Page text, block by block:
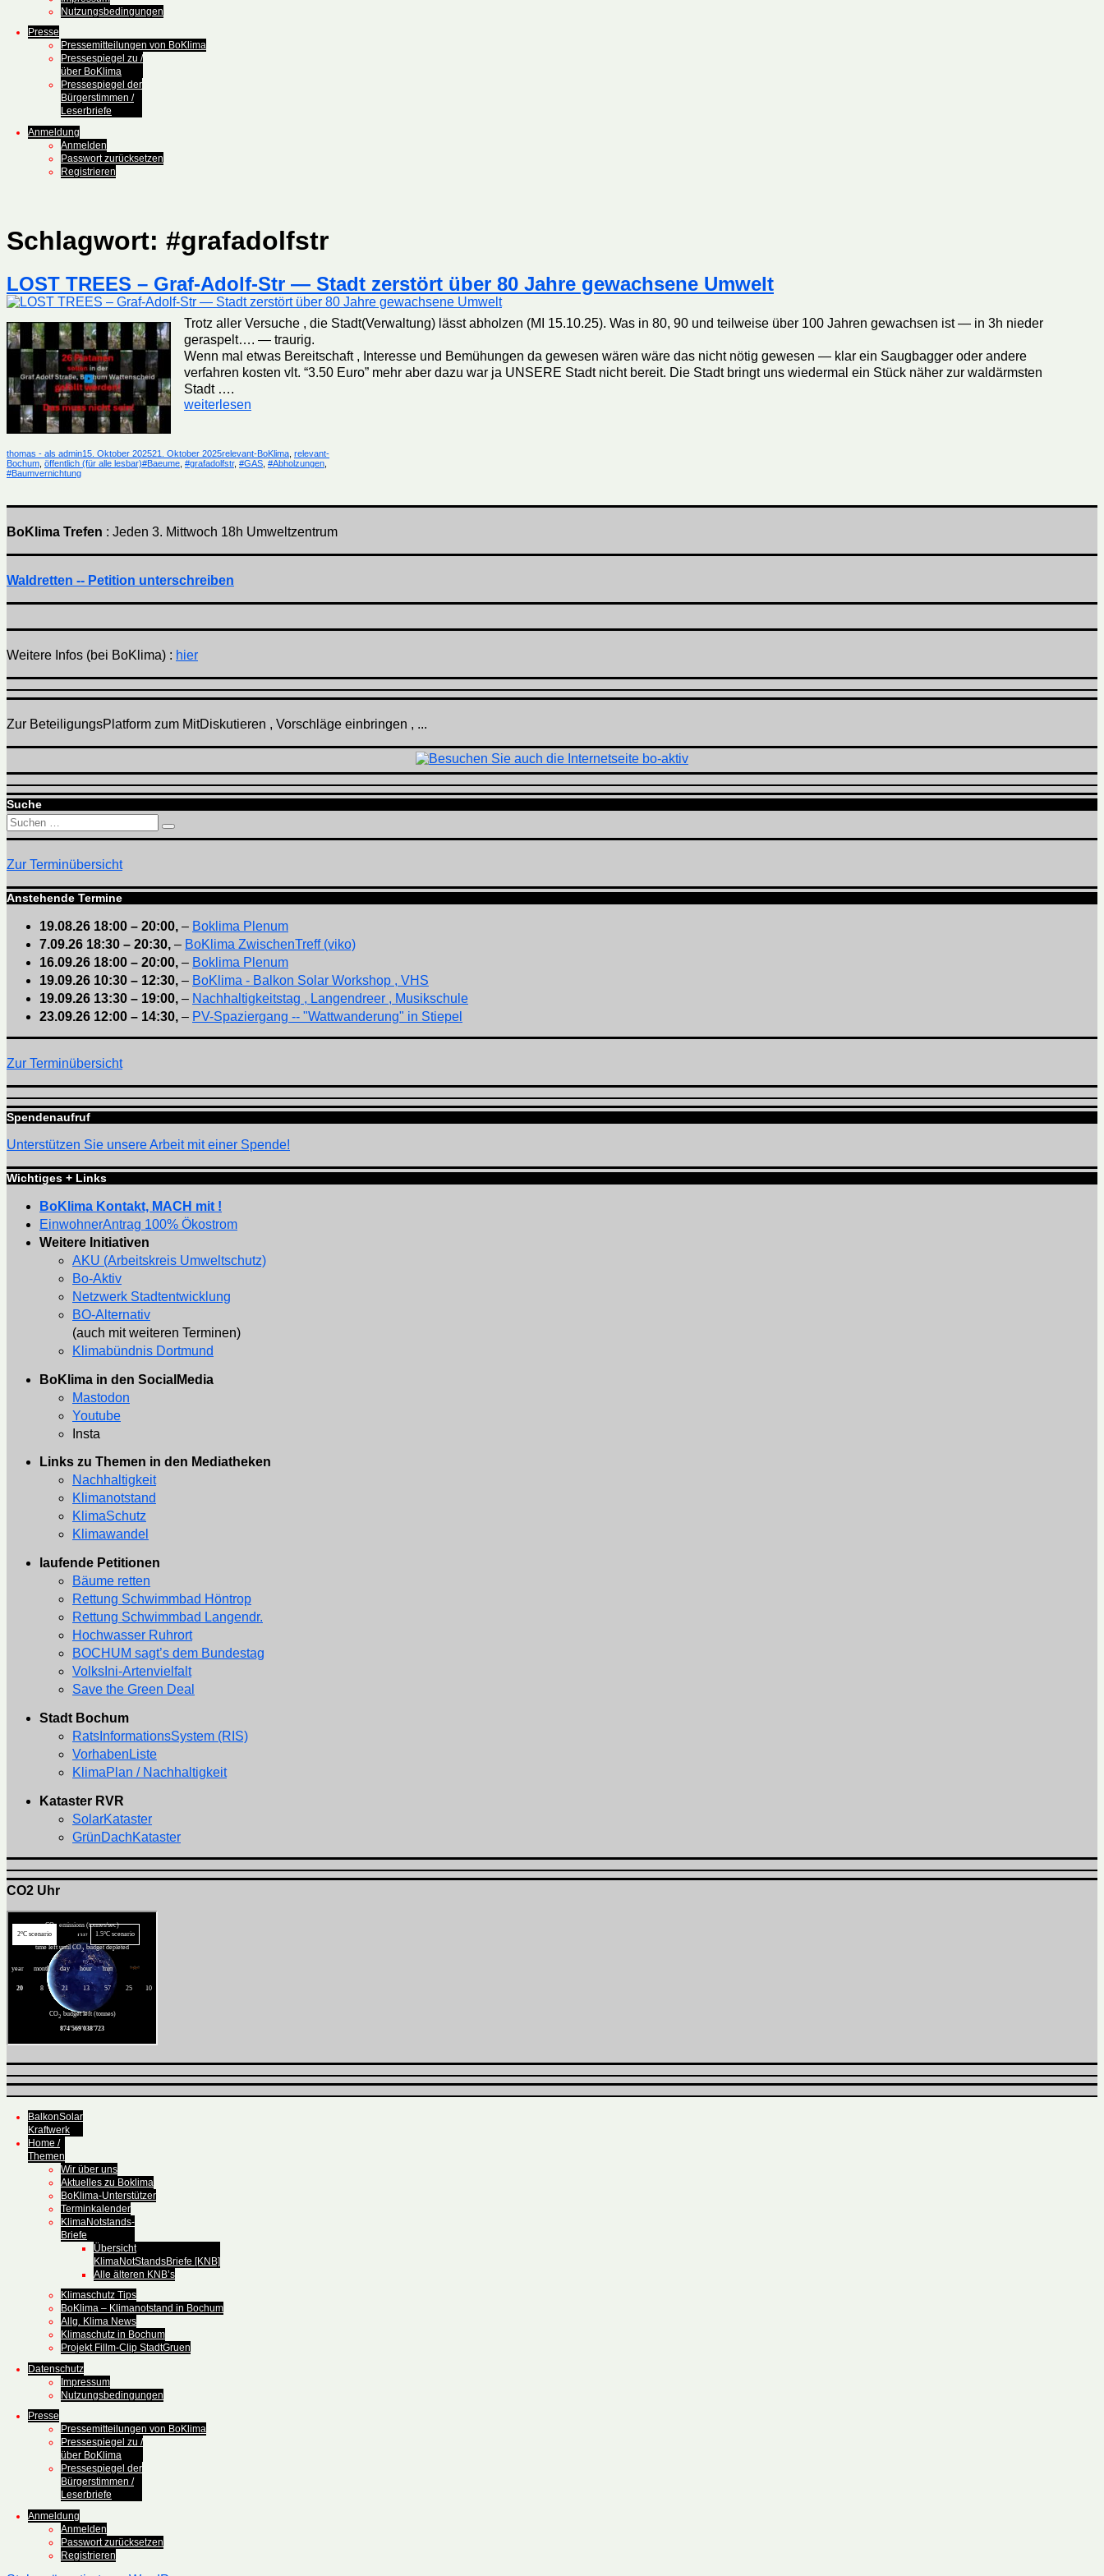
Nutzungsbedingungen
Presse
Pressemitteilungen von BoKlima
Pressespiegel zu /
über BoKlima
Pressespiegel der
Bürgerstimmen /
Leserbriefe
Anmeldung
Anmelden
Passwort zurücksetzen
Registrieren
Schlagwort: #grafadolfstr
LOST TREES – Graf-Adolf-Str — Stadt zerstört über 80 Jahre gewachsene Umwelt
Trotz aller Versuche , die Stadt(Verwaltung) lässt abholzen (MI 15.10.25). Was in 80, 90 und teilweise über 100 Jahren gewachsen ist — in 3h nieder
geraspelt…. — traurig.
Wenn mal etwas Bereitschaft , Interesse und Bemühungen da gewesen wären wäre das nicht nötig gewesen — klar ein Saugbagger oder andere
verfahren kosten vlt. “3.50 Euro” mehr aber dazu war ja UNSERE Stadt nicht bereit. Die Stadt bringt uns wiedermal ein Stück näher zur waldärmsten
Stadt ….
„LOST
Adolf-
über
Jahre
Umwelt“
weiterlesen
Autor
thomas - als adminVeröffentlicht
am
15. Oktober 202521. Oktober 2025Kategorien
relevant-BoKlima relevant-
Bochum öffentlich (für alle lesbar)Schlagwörter
#Baeume #grafadolfstr, #GAS #Abholzungen
#Baumvernichtung
BoKlima Trefen : Jeden 3. Mittwoch 18h Umweltzentrum
Waldretten -- Petition unterschreiben
Weitere Infos (bei BoKlima) : hier
Zur BeteiligungsPlatform zum MitDiskutieren , Vorschläge einbringen , ...
Suche
Suchen
nach:
Suchen
Zur Terminübersicht
Anstehende Termine
19.08.26 18:00 – 20:00, – Boklima Plenum
7.09.26 18:30 – 20:30, – BoKlima ZwischenTreff (viko)
16.09.26 18:00 – 20:00, – Boklima Plenum
19.09.26 10:30 – 12:30, – BoKlima - Balkon Solar Workshop , VHS
19.09.26 13:30 – 19:00, – Nachhaltigkeitstag , Langendreer , Musikschule
23.09.26 12:00 – 14:30, – PV-Spaziergang -- "Wattwanderung" in Stiepel
Zur Terminübersicht
Spendenaufruf
Unterstützen Sie unsere Arbeit mit einer Spende!
Wichtiges + Links
BoKlima Kontakt, MACH mit !
EinwohnerAntrag 100% Ökostrom
Weitere Initiativen
AKU (Arbeitskreis Umweltschutz)
Bo-Aktiv
Netzwerk Stadtentwicklung
BO-Alternativ
(auch mit weiteren Terminen)
Klimabündnis Dortmund
BoKlima in den SocialMedia
Mastodon
Youtube
Insta
Links zu Themen in den Mediatheken
Nachhaltigkeit
Klimanotstand
KlimaSchutz
Klimawandel
laufende Petitionen
Bäume retten
Rettung Schwimmbad Höntrop
Rettung Schwimmbad Langendr.
Hochwasser Ruhrort
BOCHUM sagt’s dem Bundestag
VolksIni-Artenvielfalt
Save the Green Deal
Stadt Bochum
RatsInformationsSystem (RIS)
VorhabenListe
KlimaPlan / Nachhaltigkeit
Kataster RVR
SolarKataster
GrünDachKataster
CO2 Uhr
BalkonSolar
Kraftwerk
Home /
Themen
Wir über uns
Aktuelles zu Boklima
BoKlima-Unterstützer
Terminkalender
KlimaNotstands-
Briefe
Übersicht
KlimaNotStandsBriefe [KNB]
Alle älteren KNB’s
Klimaschutz Tips
BoKlima – Klimanotstand in Bochum
Allg. Klima News
Klimaschutz in Bochum
Projekt Fillm-Clip StadtGruen
Datenschutz
Impressum
Nutzungsbedingungen
Presse
Pressemitteilungen von BoKlima
Pressespiegel zu /
über BoKlima
Pressespiegel der
Bürgerstimmen /
Leserbriefe
Anmeldung
Anmelden
Passwort zurücksetzen
Registrieren